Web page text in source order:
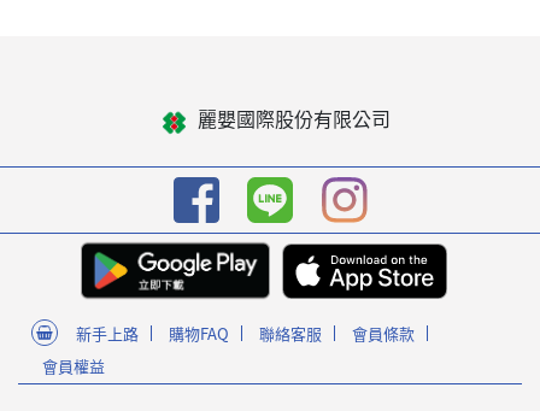
麗嬰國際股份有限公司
新手上路 購物FAQ 聯絡客服
會員條款
會員權益